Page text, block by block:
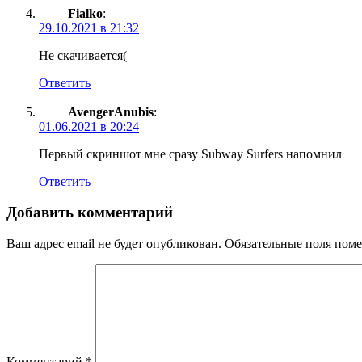
Fialko:
29.10.2021 в 21:32
Не скачивается(
Ответить
AvengerAnubis:
01.06.2021 в 20:24
Первый скриншот мне сразу Subway Surfers напомнил
Ответить
Добавить комментарий
Ваш адрес email не будет опубликован. Обязательные поля